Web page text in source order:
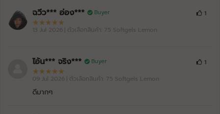
ฉวีว*** อ่อง*** Buyer
13 Jul 2026 | ตัวเลือกสินค้า: 75 Softgels Lemon
1
ไอ้น*** จริง*** Buyer
09 Jul 2026 | ตัวเลือกสินค้า: 75 Softgels Lemon
1
ดีมากๆ